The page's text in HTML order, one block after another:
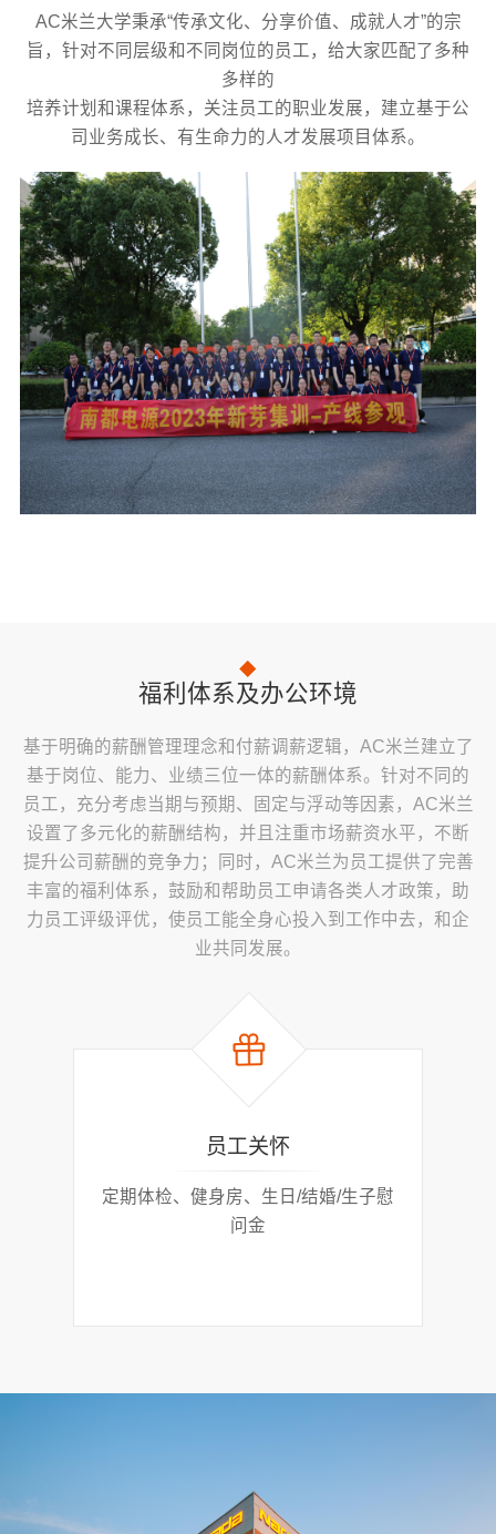
AC米兰大学秉承“传承文化、分享价值、成就人才”的宗
旨，针对不同层级和不同岗位的员工，给大家匹配了多种
多样的
培养计划和课程体系，关注员工的职业发展，建立基于公
司业务成长、有生命力的人才发展项目体系。
福利体系及办公环境
基于明确的薪酬管理理念和付薪调薪逻辑，AC米兰建立了
基于岗位、能力、业绩三位一体的薪酬体系。针对不同的
员工，充分考虑当期与预期、固定与浮动等因素，AC米兰
设置了多元化的薪酬结构，并且注重市场薪资水平，不断
提升公司薪酬的竞争力；同时，AC米兰为员工提供了完善
丰富的福利体系，鼓励和帮助员工申请各类人才政策，助
力员工评级评优，使员工能全身心投入到工作中去，和企
业共同发展。
员工关怀
定期体检、健身房、生日/结婚/生子慰
问金